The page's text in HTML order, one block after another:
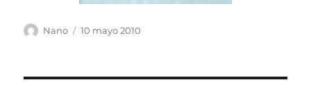
Autor
Nano
Publicado
10 mayo 2010